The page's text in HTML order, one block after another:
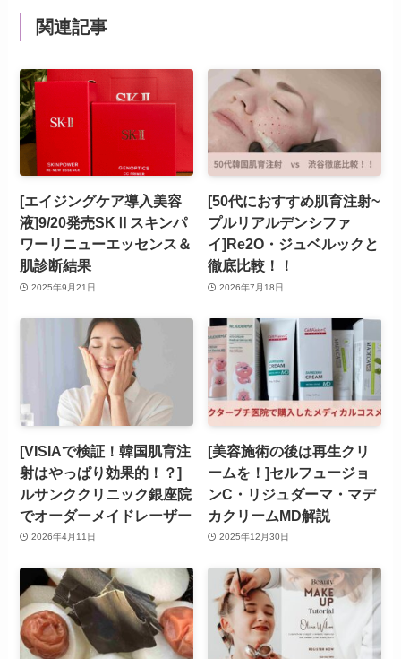
関連記事
[エイジングケア導入美容
液]9/20発売SKⅡスキンパ
ワーリニューエッセンス＆
肌診断結果
2025年9月21日
[50代におすすめ肌育注射~
プルリアルデンシファ
イ]Re2O・ジュベルックと
徹底比較！！
2026年7月18日
[VISIAで検証！韓国肌育注
射はやっぱり効果的！？]
ルサンククリニック銀座院
でオーダーメイドレーザー
2026年4月11日
[美容施術の後は再生クリ
ームを！]セルフュージョ
ンC・リジュダーマ・マデ
カクリームMD解説
2025年12月30日